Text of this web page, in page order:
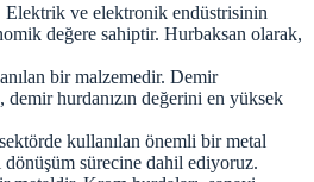
Elektrik ve elektronik endüstrisinin
değere sahiptir. Hurbaksan olarak,
bir malzemedir. Demir
hurdanızın değerini en yüksek
kullanılan önemli bir metal
dönüşüm sürecine dahil ediyoruz.